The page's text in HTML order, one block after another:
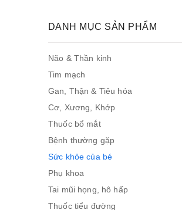
DANH MỤC SẢN PHẨM
Não & Thần kinh
Tim mạch
Gan, Thận & Tiêu hóa
Cơ, Xương, Khớp
Thuốc bổ mắt
Bệnh thường gặp
Sức khỏe của bé
Phụ khoa
Tai mũi họng, hô hấp
Thuốc tiểu đường